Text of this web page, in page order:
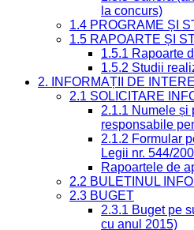
la concurs)
1.4 PROGRAME ȘI
1.5 RAPOARTE ȘI
1.5.1 Rapoarte
1.5.2 Studii
2. INFORMAȚII DE
2.1 SOLICITARE
2.1.1 Numele și
responsabile
2.1.2 Formular
Legii nr. 544/
Rapoartele de
2.2 BULETINUL
2.3 BUGET
2.3.1 Buget pe
cu anul 2015)